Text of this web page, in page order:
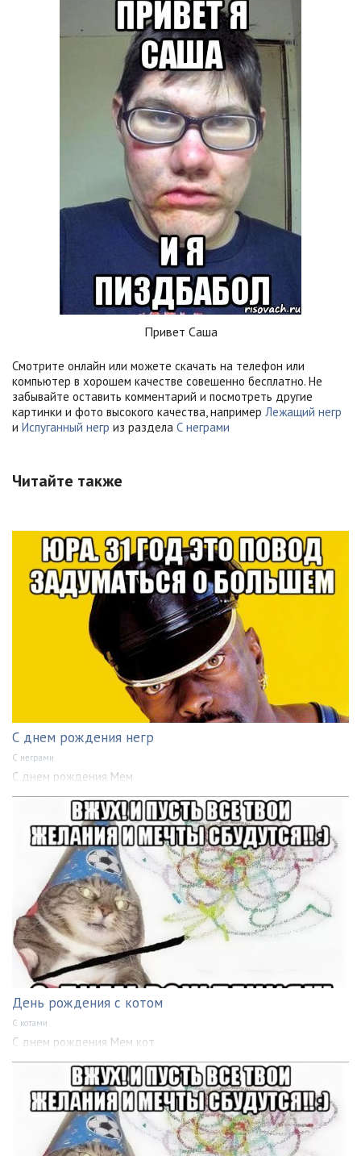
Привет Саша
Смотрите онлайн или можете скачать на телефон или
компьютер в хорошем качестве совешенно бесплатно. Не
забывайте оставить комментарий и посмотреть другие
картинки и фото высокого качества, например Лежащий негр
и Испуганный негр из раздела С неграми
Читайте также
С днем рождения негр
С неграми
С днем рождения Мем
День рождения с котом
С котами
С днем рождения Мем кот